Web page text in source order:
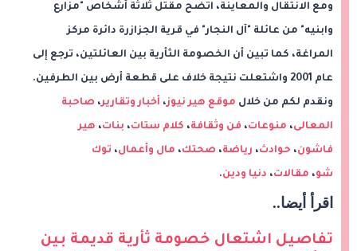
ومع الانتقال والمعاينة، اتضح مقتل ثلاثة أشخاص "مزارع
وابنيه" من عائلة "آل النجار" في قرية الجزازرة دائرة مركز
المراغة، كما تبين أن الخصومة الثأرية بين العائلتين، ترجع إلى
عام 2001 واشتعلت نتيجة خلاف على قطعة أرض بين الطرفين.
ونقدم لكم من خلال موقع هير نيوز، أخبار وتقارير، صاحبة
المعالى، منوعات، فن وثقافة، كلام ستات، بنات، هير
فاشون، حوادث، رياضة، صحتك، مال وأعمال، توك
شو، مقالات، دنيا ودين.
اقرأ أيضا..
تفاصيل اشتعال خصومة ثأرية قديمة بين